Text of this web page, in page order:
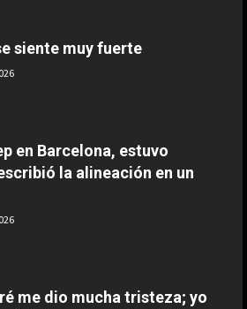
Messi ya está en Rosario para
siente muy fuerte
en Barcelona, estuvo
la alineación en un
me dio mucha tristeza; yo